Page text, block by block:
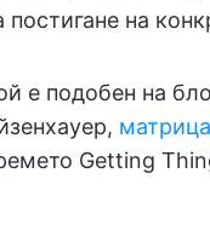
постигане на
е подобен на
Getting